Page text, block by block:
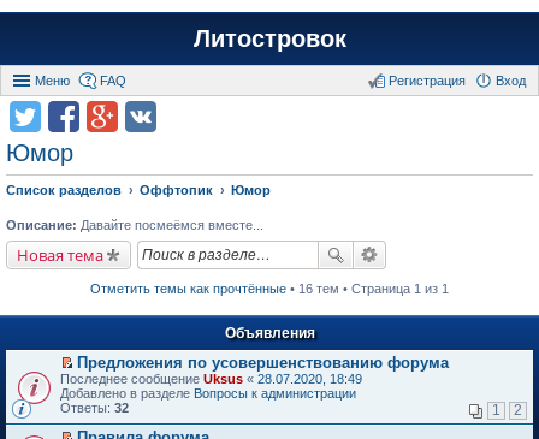
Литостровок
Меню FAQ Вход
Регистрация
Юмор
Список разделов Оффтопик Юмор
Описание: Давайте посмеёмся вместе...
Новая тема
Отметить темы как прочтённые • 16 тем • Страница 1 из 1
Объявления
П
е
р
й
Предложения по усовершенствованию форума
Последнее сообщение Uksus « 28.07.2020, 18:49
Добавлено в разделе Вопросы к администрации
Ответы: 32 1 2